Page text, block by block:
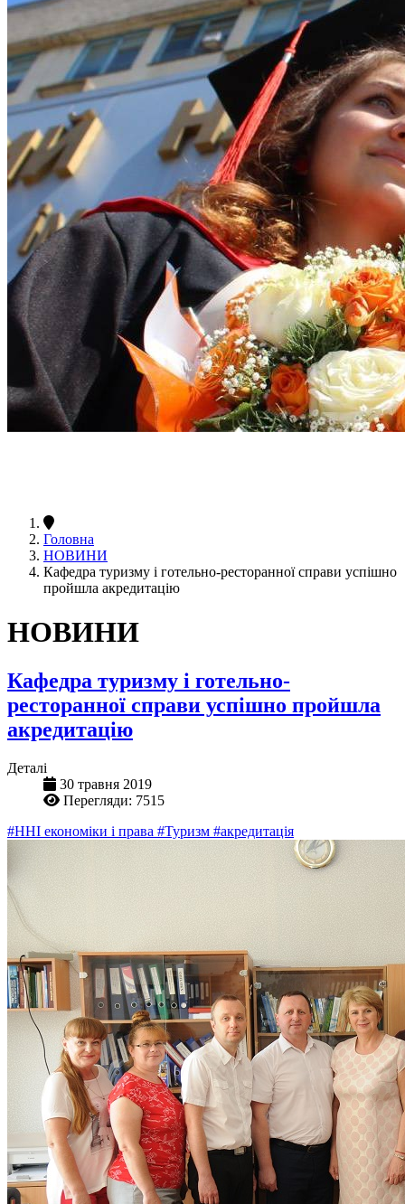
Головна
НОВИНИ
Кафедра туризму і готельно-ресторанної справи успішно
пройшла акредитацію
НОВИНИ
Кафедра туризму і готельно-
ресторанної справи успішно пройшла
акредитацію
Деталі
30 травня 2019
Перегляди: 7515
#ННІ економіки і права #Туризм #акредитація